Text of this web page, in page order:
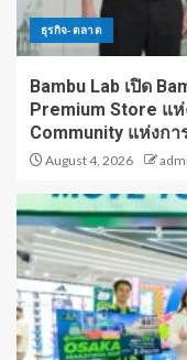
ธุรกิจ-ตลาด
Bambu Lab เปิด
Premium Store แ
Community แห่งกา
August 4, 2026